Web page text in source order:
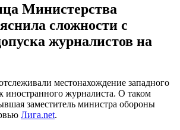
Министерства
сложности с
журналистов на
местонахождение западного
иностранного журналиста. О таком
заместитель министра обороны
Лига.net.